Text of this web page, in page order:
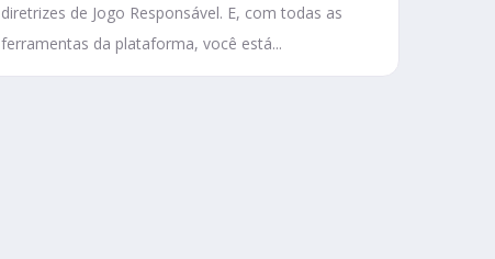
diretrizes de Jogo Responsável. E, com todas as
ferramentas da plataforma, você está...